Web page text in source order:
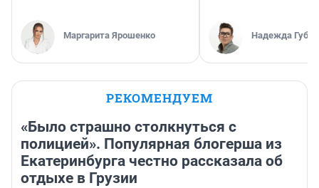
Маргарита Ярошенко Надежда
РЕКОМЕНДУЕМ
«Было страшно столкнуться с
полицией». Популярная блогерша из
Екатеринбурга честно рассказала об
отдыхе в Грузии